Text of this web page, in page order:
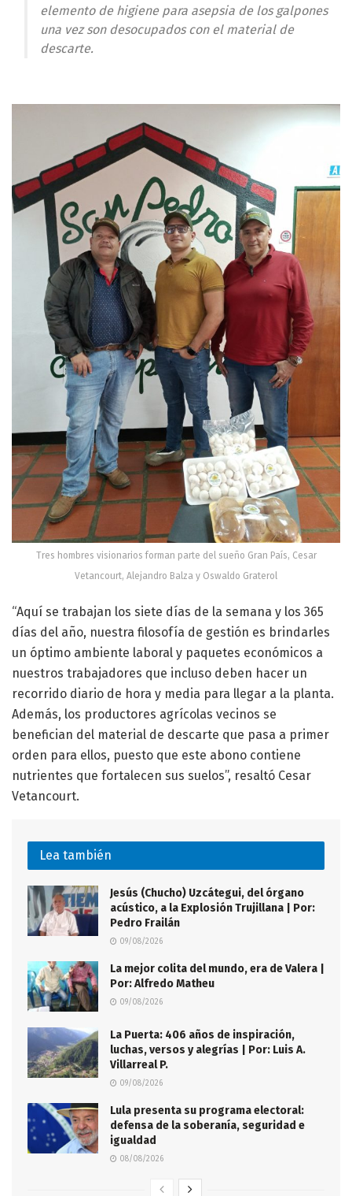
elemento de higiene para asepsia de los galpones
una vez son desocupados con el material de
descarte.
Tres hombres visionarios forman parte del sueño Gran País, Cesar
Vetancourt, Alejandro Balza y Oswaldo Graterol
“Aquí se trabajan los siete días de la semana y los 365
días del año, nuestra filosofía de gestión es brindarles
un óptimo ambiente laboral y paquetes económicos a
nuestros trabajadores que incluso deben hacer un
recorrido diario de hora y media para llegar a la planta.
Además, los productores agrícolas vecinos se
benefician del material de descarte que pasa a primer
orden para ellos, puesto que este abono contiene
nutrientes que fortalecen sus suelos”, resaltó Cesar
Vetancourt.
Lea también
Jesús (Chucho) Uzcátegui, del órgano
acústico, a la Explosión Trujillana | Por:
Pedro Frailán
09/08/2026
La mejor colita del mundo, era de Valera |
Por: Alfredo Matheu
09/08/2026
La Puerta: 406 años de inspiración,
luchas, versos y alegrías | Por: Luis A.
Villarreal P.
09/08/2026
Lula presenta su programa electoral:
defensa de la soberanía, seguridad e
igualdad
08/08/2026